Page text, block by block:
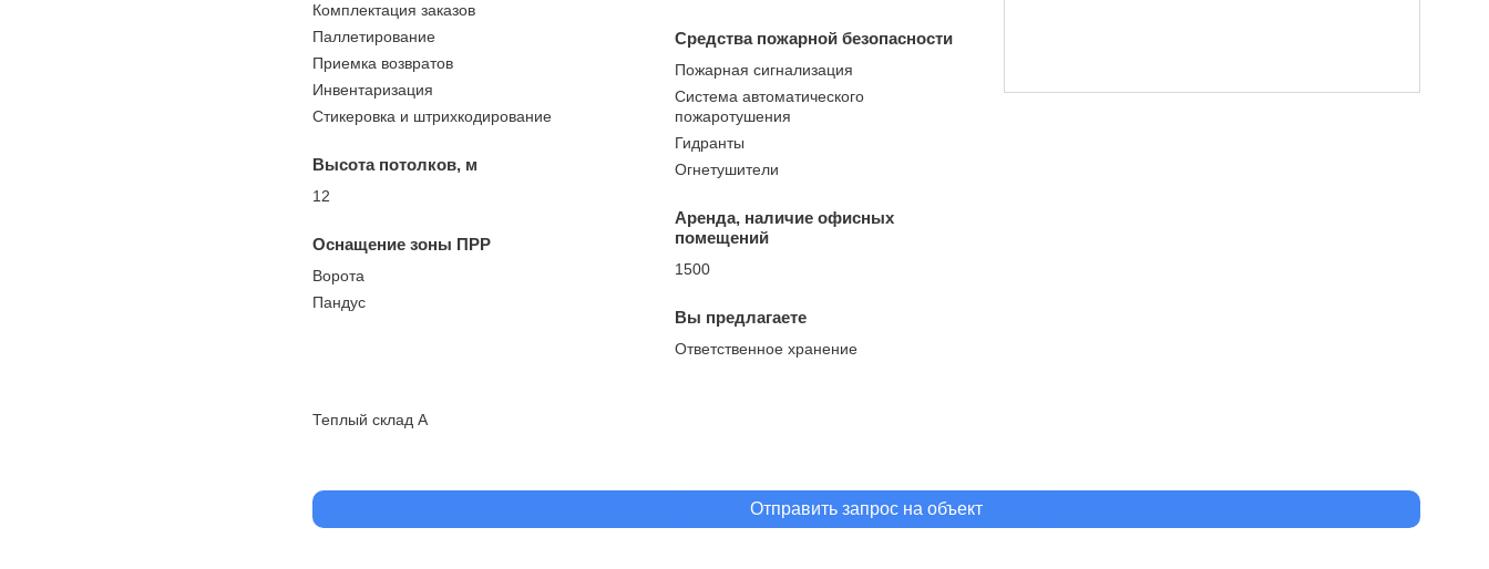
Комплектация заказов
Паллетирование
Приемка возвратов
Инвентаризация
Стикеровка и штрихкодирование
Высота потолков, м
12
Оснащение зоны ПРР
Ворота
Пандус
Средства пожарной безопасности
Пожарная сигнализация
Система автоматического
пожаротушения
Гидранты
Огнетушители
Аренда, наличие офисных
помещений
1500
Вы предлагаете
Ответственное хранение
Теплый склад А
Отправить запрос на объект